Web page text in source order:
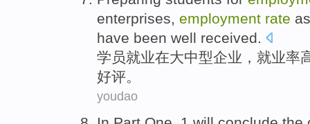
enterprises, employment rate
have been well received.
学员就业在大中型企业 ， 就业率
好评。
youdao